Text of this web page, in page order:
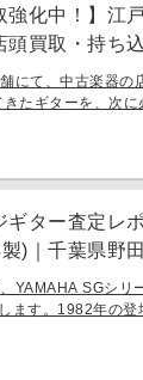
強化中！】江
頭買取・持ち
にて、中古楽器の
たギターを、次
。
ギター査定レ
)｜千葉県野
YAMAHA SGシリ
ます。1982年の
[…]